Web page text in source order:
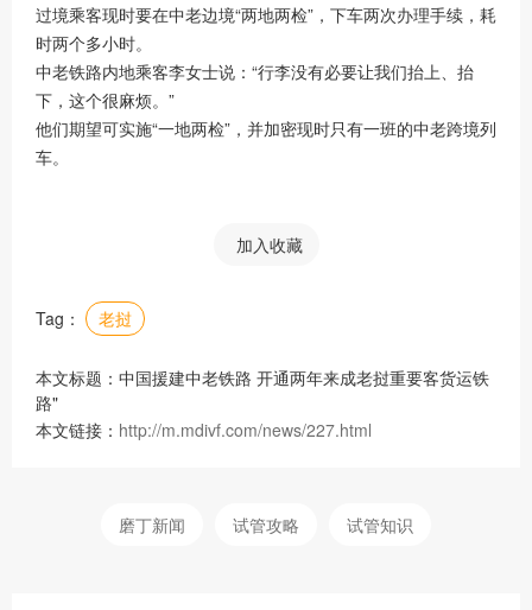
过境乘客现时要在中老边境“两地两检”，下车两次办理手续，耗
时两个多小时。
中老铁路内地乘客李女士说：“行李没有必要让我们抬上、抬
下，这个很麻烦。”
他们期望可实施“一地两检”，并加密现时只有一班的中老跨境列
车。
加入收藏
Tag： 老挝
本文标题：中国援建中老铁路 开通两年来成老挝重要客货运铁
路"
本文链接： http://m.mdivf.com/news/227.html
磨丁新闻 试管攻略 试管知识